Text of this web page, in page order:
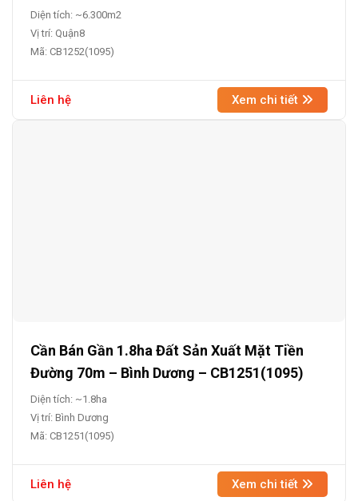
Diện tích: ~6.300m2
Vị trí: Quận8
Mã: CB1252(1095)
Liên hệ Xem chi tiết
Cần Bán Gần 1.8ha Đất Sản Xuất Mặt Tiền
Đường 70m – Bình Dương – CB1251(1095)
Diện tích: ~1.8ha
Vị trí: Bình Dương
Mã: CB1251(1095)
Liên hệ Xem chi tiết